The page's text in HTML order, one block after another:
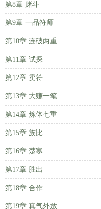
第8章 赌斗
第9章 一品符师
第10章 连破两重
第11章 试探
第12章 卖符
第13章 大赚一笔
第14章 炼体七重
第15章 族比
第16章 楚寒
第17章 胜出
第18章 合作
第19章 真气外放